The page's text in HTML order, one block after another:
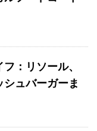
：リソール、
シュバーガーま